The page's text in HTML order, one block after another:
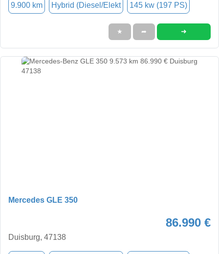
9.900 km Hybrid (Diesel/Elekt 145 kw (197 PS)
★ ➦ ➜
Mercedes GLE 350
86.990 €
Duisburg, 47138